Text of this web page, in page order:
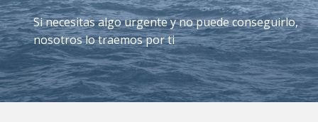
Si necesitas algo urgente y no puede conseguirlo,
nosotros lo traemos por ti